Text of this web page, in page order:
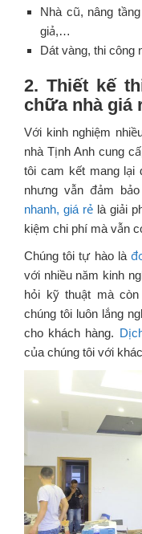
Nhà cũ, nâng
giả,…
Dát vàng, thi công
2. Thiết kế
chữa nhà giá
Với kinh nghiệm
nhà Tịnh Anh cung
tôi cam kết mang lại
nhưng vẫn đảm
nhanh, giá rẻ là giải
kiệm chi phí mà vẫn
Chúng tôi tự hào là
với nhiều năm kinh
hỏi kỹ thuật mà
chúng tôi luôn lắng
cho khách hàng.
của chúng tôi với